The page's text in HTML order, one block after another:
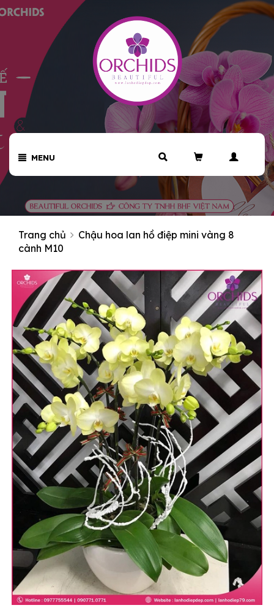
MENU
Trang chủ
Chậu hoa lan hồ điệp mini vàng 8
cành M10